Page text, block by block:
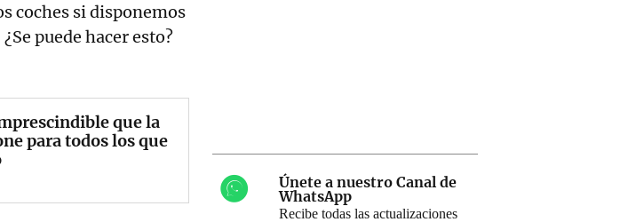
coches si disponemos
puede hacer esto?
que la
para todos los que
Únete a nuestro Canal de
WhatsApp
Recibe todas las actualizaciones